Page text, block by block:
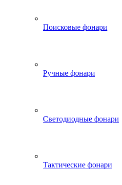
Поисковые фонари
Ручные фонари
Светодиодные фонари
Тактические фонари